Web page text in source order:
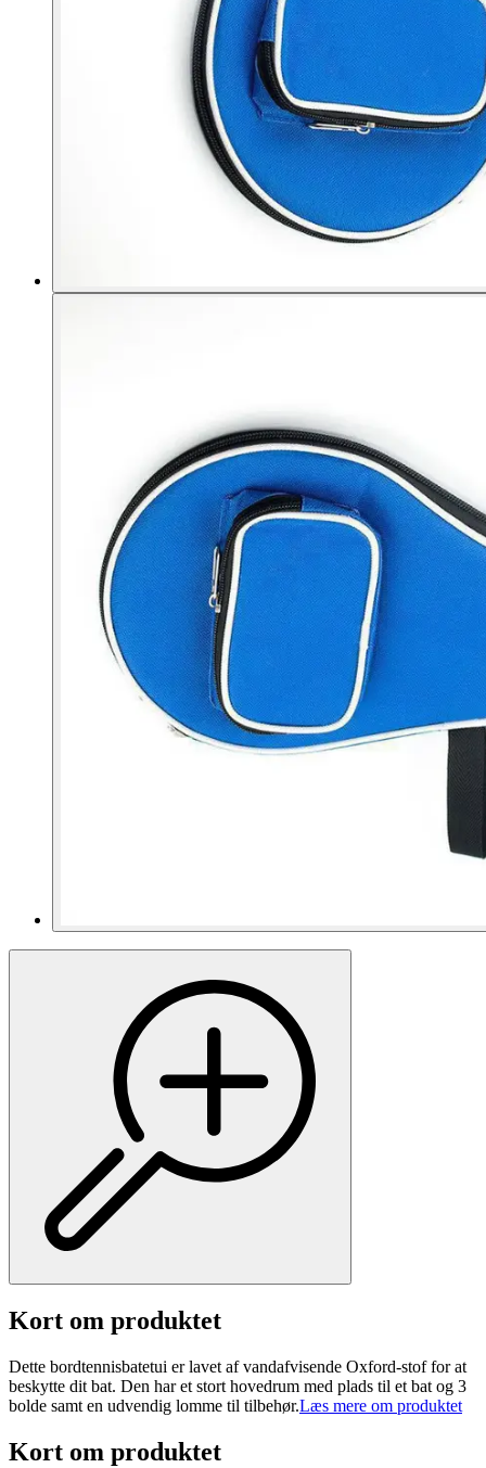
Kort om produktet
Dette bordtennisbatetui er lavet af vandafvisende Oxford-stof for at
beskytte dit bat. Den har et stort hovedrum med plads til et bat og 3
bolde samt en udvendig lomme til tilbehør.Læs mere om produktet
Kort om produktet